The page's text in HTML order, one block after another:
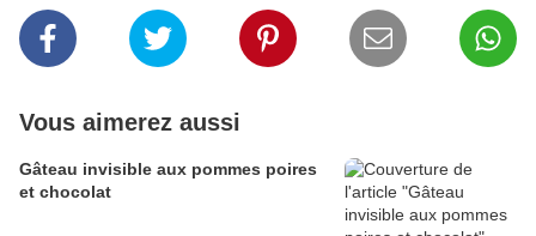
Vous aimerez aussi
Gâteau invisible aux pommes poires
et chocolat